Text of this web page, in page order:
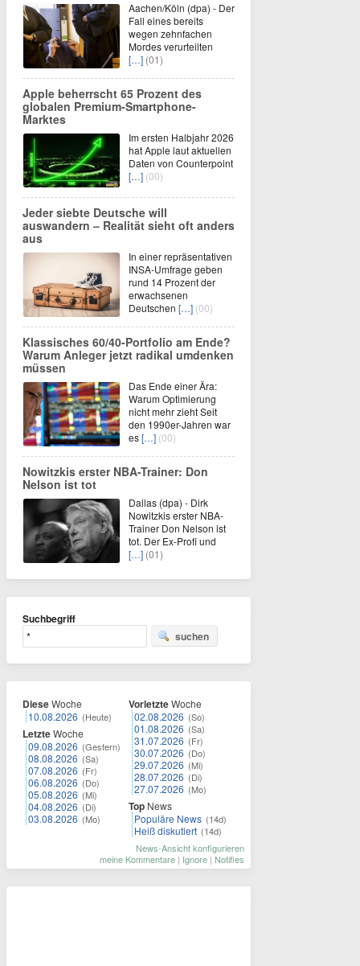
Aachen/Köln (dpa) - Der
Fall eines bereits
wegen zehnfachen
Mordes verurteilten
[…] (01)
Apple beherrscht 65 Prozent des
globalen Premium-Smartphone-
Marktes
Im ersten Halbjahr 2026
hat Apple laut aktuellen
Daten von Counterpoint
[…] (00)
Jeder siebte Deutsche will
auswandern – Realität sieht oft anders
aus
In einer repräsentativen
INSA-Umfrage geben
rund 14 Prozent der
erwachsenen
Deutschen […] (00)
Klassisches 60/40-Portfolio am Ende?
Warum Anleger jetzt radikal umdenken
müssen
Das Ende einer Ära:
Warum Optimierung
nicht mehr zieht Seit
den 1990er-Jahren war
es[…] (00)
Nowitzkis erster NBA-Trainer: Don
Nelson ist tot
Dallas (dpa) - Dirk
Nowitzkis erster NBA-
Trainer Don Nelson ist
tot. Der Ex-Profi und
[…] (01)
Suchbegriff
suchen
DieseWoche
10.08.2026 (Heute)
LetzteWoche
09.08.2026 (Gestern)
08.08.2026 (Sa)
07.08.2026 (Fr)
06.08.2026 (Do)
05.08.2026 (Mi)
04.08.2026 (Di)
03.08.2026 (Mo)
VorletzteWoche
02.08.2026 (So)
01.08.2026 (Sa)
31.07.2026 (Fr)
30.07.2026 (Do)
29.07.2026 (Mi)
28.07.2026 (Di)
27.07.2026 (Mo)
Top News
Populäre News (14d)
Heiß diskutiert (14d)
News-Ansicht konfigurieren
meine Kommentare | Ignore | Notifies